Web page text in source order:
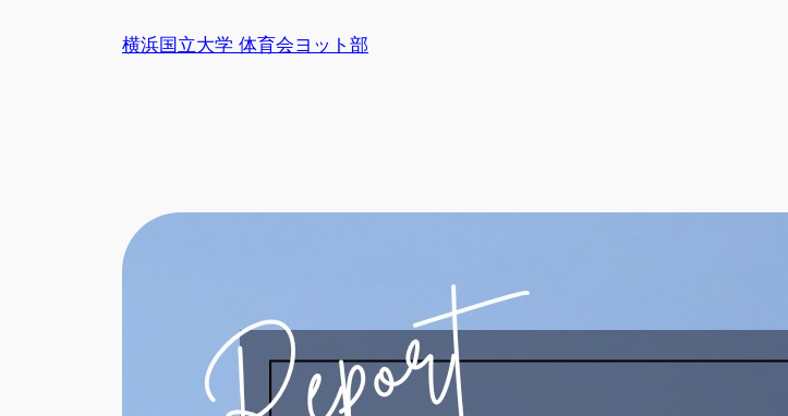
横浜国立大学 体育会ヨット部